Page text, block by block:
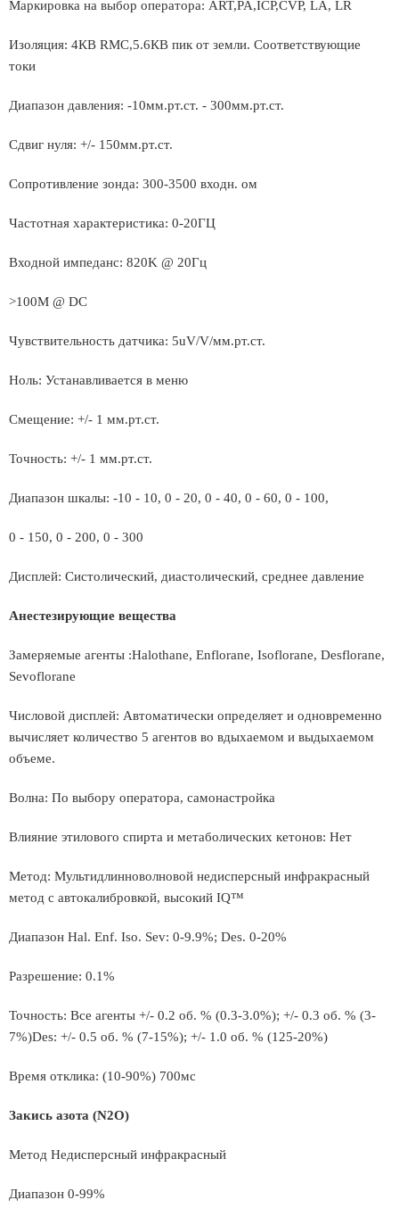
Маркировка на выбор оператора: ART,PA,ICP,CVP, LA, LR
Изоляция: 4КВ RМС,5.6КВ пик от земли. Соответствующие
токи
Диапазон давления: -10мм.рт.ст. - 300мм.рт.ст.
Сдвиг нуля: +/- 150мм.рт.ст.
Сопротивление зонда: 300-3500 входн. ом
Частотная характеристика: 0-20ГЦ
Входной импеданс: 820K @ 20Гц
>100M @ DC
Чувствительность датчика: 5uV/V/мм.рт.ст.
Ноль: Устанавливается в меню
Смещение: +/- 1 мм.рт.ст.
Точность: +/- 1 мм.рт.ст.
Диапазон шкалы: -10 - 10, 0 - 20, 0 - 40, 0 - 60, 0 - 100,
0 - 150, 0 - 200, 0 - 300
Дисплей: Систолический, диастолический, среднее давление
Анестезирующие вещества
Замеряемые агенты :Halothane, Enflorane, Isoflorane, Desflorane,
Sevoflorane
Числовой дисплей: Автоматически определяет и одновременно
вычисляет количество 5 агентов во вдыхаемом и выдыхаемом
объеме.
Волна: По выбору оператора, самонастройка
Влияние этилового спирта и метаболических кетонов: Нет
Метод: Мультидлинноволновой недисперсный инфракрасный
метод с автокалибровкой, высокий IQ™
Диапазон Hal. Enf. Iso. Sev: 0-9.9%; Des. 0-20%
Разрешение: 0.1%
Точность: Все агенты +/- 0.2 об. % (0.3-3.0%); +/- 0.3 об. % (3-
7%)Des: +/- 0.5 об. % (7-15%); +/- 1.0 об. % (125-20%)
Время отклика: (10-90%) 700мс
Закись азота (N2O)
Метод Недисперсный инфракрасный
Диапазон 0-99%